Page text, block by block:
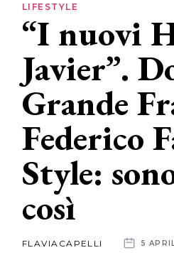
Lifestyle
News
News
dalle
aziende
LIFESTYLE
“I nuovi
Javier”.
Grande
Federico
Style:
così
FLAVIACAPELLI 5